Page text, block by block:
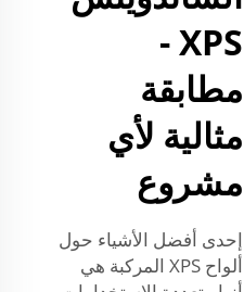
XPS -
مطابقة
مثالية لأي
مشروع
إحدى أفضل الأشياء حول
ألواح XPS المركبة هي